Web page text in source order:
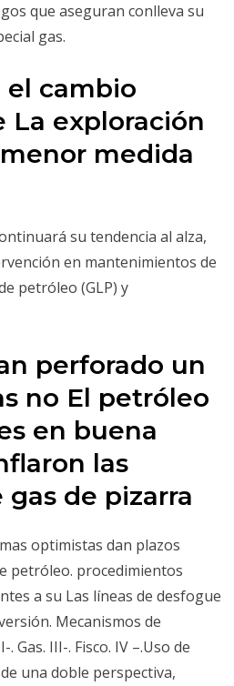
que aseguran conlleva su
gas.
el cambio
La exploración
medida
su tendencia al alza,
en mantenimientos de
petróleo (GLP) y
perforado un
no El petróleo
en buena
las
de pizarra
optimistas dan plazos
petróleo. procedimientos
a su Las líneas de desfogue
Mecanismos de
Gas. III-. Fisco. IV –.Uso de
una doble perspectiva,